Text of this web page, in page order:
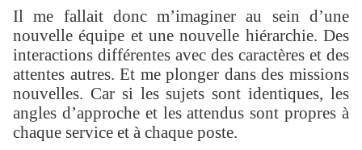
Il me fallait donc m’imaginer au sein d’une
nouvelle équipe et une nouvelle hiérarchie. Des
interactions différentes avec des caractères et des
attentes autres. Et me plonger dans des missions
nouvelles. Car si les sujets sont identiques, les
angles d’approche et les attendus sont propres à
chaque service et à chaque poste.